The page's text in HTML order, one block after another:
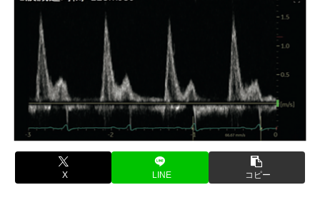
X LINE コピー